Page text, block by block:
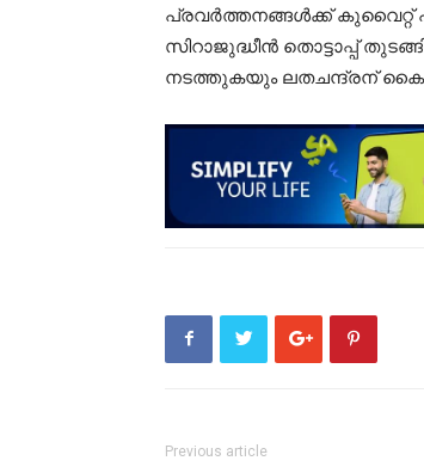
പ്രവർത്തനങ്ങൾക്ക്‌ കുവൈറ്റ്‌
സിറാജുദ്ധീൻ തൊട്ടാപ്പ്
നടത്തുകയും ലതചന്ദ്രന്
Previous article